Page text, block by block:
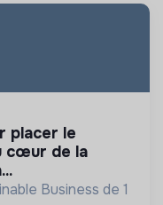
cœur de la
Business de 1